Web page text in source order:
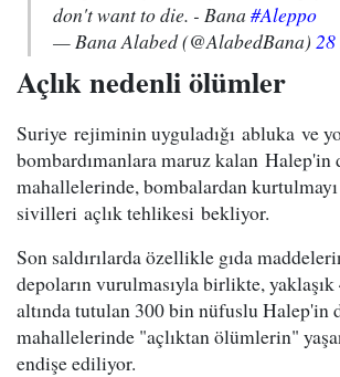
don't want to die. - Bana #Aleppo
— Bana Alabed (@AlabedBana) 28
Açlık nedenli ölümler
Suriye rejiminin uyguladığı abluka ve
bombardımanlara maruz kalan Halep'in
mahallelerinde, bombalardan
sivilleri açlık tehlikesi bekliyor.
Son saldırılarda özellikle gıda
depoların vurulmasıyla birlikte, yaklaşık
altında tutulan 300 bin nüfuslu Halep'in
mahallelerinde "açlıktan ölümlerin"
endişe ediliyor.